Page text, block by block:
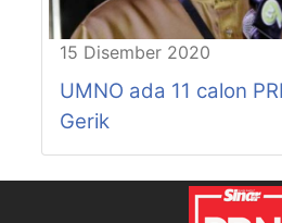
15 Disember 2020
UMNO ada 11 calon
Gerik